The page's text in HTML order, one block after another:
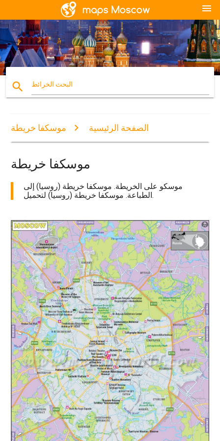
menu
search البحث الخرائط
الصفحة الرئيسية موسكفا خريطة
موسكفا خريطة
موسكو على الخريطة. موسكفا خريطة (روسيا) إلى
الطباعة. موسكفا خريطة (روسيا) لتحميل.